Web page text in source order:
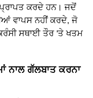
ਕਰਦੇ ਹਨ। ਜਦੋਂ
ਵਾਪਸ ਨਹੀਂ ਕਰਦੇ, ਜੋ
ਸਥਾਈ ਤੌਰ 'ਤੇ ਖਤਮ
ਨਾਲ ਗੱਲਬਾਤ ਕਰਨਾ